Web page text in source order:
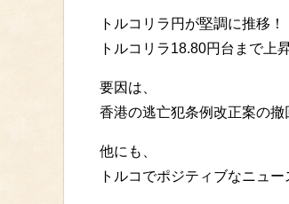
トルコリラ円が堅調に推移！
トルコリラ18.80円台まで上昇
要因は、
香港の逃亡犯条例改正案の撤
他にも、
トルコでポジティブなニュー